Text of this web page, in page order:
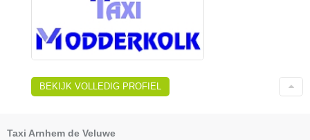
BEKIJK VOLLEDIG PROFIEL
Taxi Arnhem de Veluwe